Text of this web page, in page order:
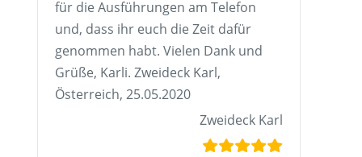
für die Ausführungen am Telefon
und, dass ihr euch die Zeit dafür
genommen habt. Vielen Dank und
Grüße, Karli. Zweideck Karl,
Österreich, 25.05.2020
Zweideck Karl